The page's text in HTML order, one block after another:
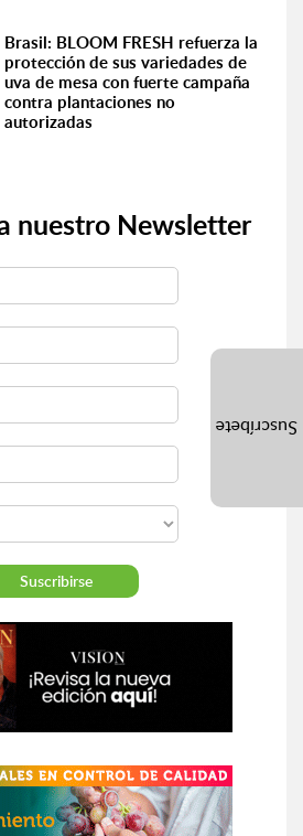
Brasil: BLOOM FRESH refuerza la
protección de sus variedades de
uva de mesa con fuerte campaña
contra plantaciones no
autorizadas
nuestro Newsletter
Suscríbete